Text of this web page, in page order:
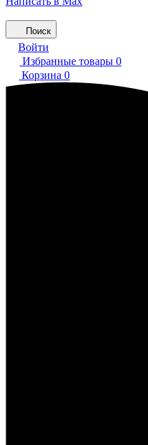
Поиск
Войти
Избранные товары 0
Корзина 0